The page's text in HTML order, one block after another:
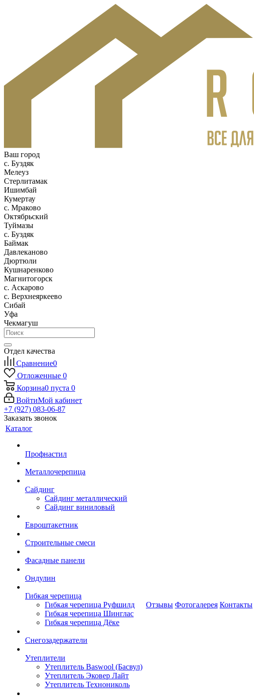
Ваш город
c. Буздяк
Мелеуз
Стерлитамак
Ишимбай
Кумертау
c. Мраково
Октябрьский
Туймазы
c. Буздяк
Баймак
Давлеканово
Дюртюли
Кушнаренково
Магнитогорск
с. Аскарово
с. Верхнеяркеево
Сибай
Уфа
Чекмагуш
Отдел качества
Сравнение0
Отложенные 0
Корзина0 пуста 0
ВойтиМой кабинет
+7 (927) 083-06-87
Заказать звонок
Каталог
Профнастил
Металлочерепица
Сайдинг
Сайдинг металлический
Сайдинг виниловый
Евроштакетник
Строительные смеси
Фасадные панели
Ондулин
Гибкая черепица
Гибкая черепица Руфшилд
Гибкая черепица Шинглас
Гибкая черепица Дёке
Снегозадержатели
Утеплители
Утеплитель Baswool (Басвул)
Утеплитель Эковер Лайт
Утеплитель Технониколь
Отзывы Фотогалерея Контакты